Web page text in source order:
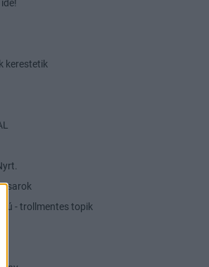
kerestetik
- trollmentes topik